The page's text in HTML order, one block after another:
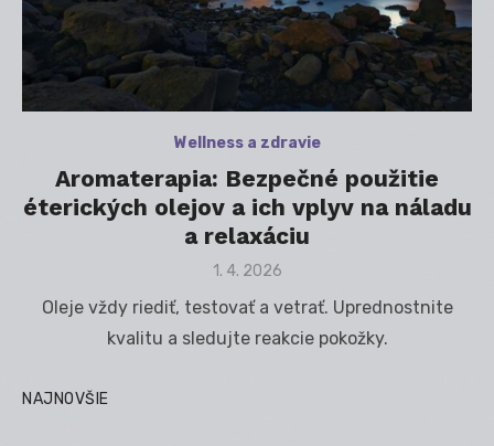
Wellness a zdravie
Aromaterapia: Bezpečné použitie
éterických olejov a ich vplyv na náladu
a relaxáciu
Posted
1. 4. 2026
Oleje vždy riediť, testovať a vetrať. Uprednostnite
kvalitu a sledujte reakcie pokožky.
NAJNOVŠIE